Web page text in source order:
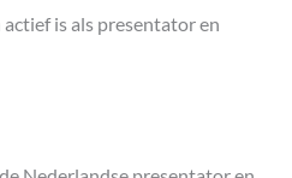
is als presentator en